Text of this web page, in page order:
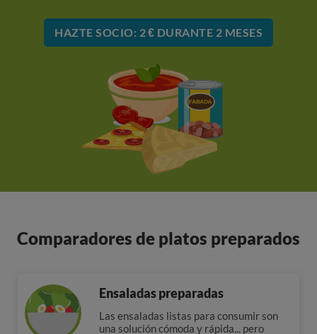
HAZTE SOCIO: 2 € DURANTE 2 MESES
Comparadores de platos preparados
Ensaladas preparadas
Las ensaladas listas para consumir son
una solución cómoda y rápida... pero